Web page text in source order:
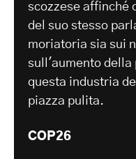
scozzese affinché
del suo stesso
moriatoria sia sui
sull'aumento della
questa industria
piazza pulita.
COP26